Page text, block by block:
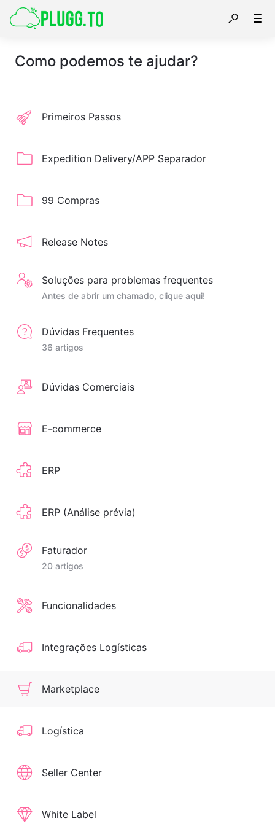
Como podemos te ajudar?
Primeiros Passos
Expedition Delivery/APP Separador
99 Compras
Release Notes
Soluções para problemas frequentes
Antes de abrir um chamado, clique aqui!
Dúvidas Frequentes
36 artigos
Dúvidas Comerciais
E-commerce
ERP
ERP (Análise prévia)
Faturador
20 artigos
Funcionalidades
Integrações Logísticas
Marketplace
Logística
Seller Center
White Label